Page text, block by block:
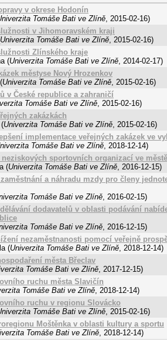
v okrese Hodonín
Tomáše Bati ve Zlíně, 2015-02-16)
v Jihomoravském kraji
Univerzita Tomáše Bati ve Zlíně, 2015-02-16)
Zlínského kraje
(Univerzita Tomáše Bati ve Zlíně, 2014-02-17)
městyse Nový Hrozenkov
(Univerzita Tomáše Bati ve Zlíně, 2015-02-16)
v České republice a zahraničí
Tomáše Bati ve Zlíně, 2015-02-16)
zakázkách
(Univerzita Tomáše Bati ve Zlíně, 2015-02-16)
implementace veřejných zakázek ve
Tomáše Bati ve Zlíně, 2018-12-14)
sportovních organizací ve
(Univerzita Tomáše Bati ve Zlíně, 2016-12-15)
a náhradu mzdy pro členy
Tomáše Bati ve Zlíně, 2016-02-15)
dodavatelů v oblasti podávání
Tomáše Bati ve Zlíně, 2016-12-15)
nezaměstnanosti pomocí veřejně
(Univerzita Tomáše Bati ve Zlíně, 2018-12-14)
města Břeclav
Tomáše Bati ve Zlíně, 2017-12-15)
ruchu města Slavičín
Tomáše Bati ve Zlíně, 2018-12-14)
ruchu v regionu Slovácko
Tomáše Bati ve Zlíně, 2015-02-16)
Moštěnka v oblasti kultury a sportu
Tomáše Bati ve Zlíně, 2018-12-14)